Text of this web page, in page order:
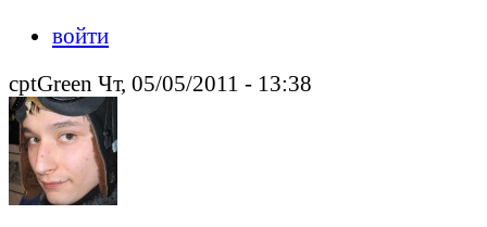
войти
cptGreen Чт, 05/05/2011 - 13:38